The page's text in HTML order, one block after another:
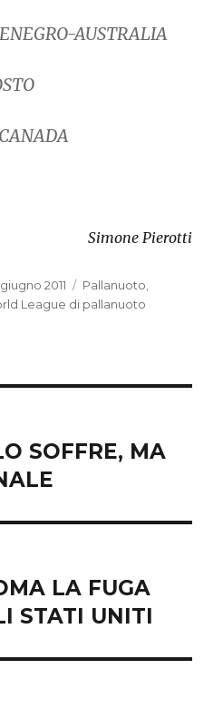
AUSTRALIA
Simone Pierotti
2011 Categorie
Pallanuoto
League di pallanuoto
SOFFRE, MA
LA FUGA
STATI UNITI